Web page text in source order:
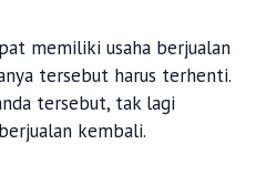
memiliki usaha berjualan
tersebut harus terhenti.
tersebut, tak lagi
kembali.